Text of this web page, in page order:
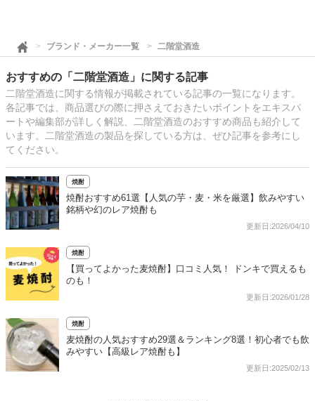
ブランド・メーカー一覧 二階堂酒造
おすすめの「二階堂酒造」に関する記事
二階堂酒造に関する情報が掲載されている記事の一覧になります。
各記事では、商品選びの際に押さえておきたいポイントをエキスパ
ートや編集部が詳しく解説、二階堂酒造のおすすめ商品も紹介して
います。二階堂酒造の製品を探している方は、ぜひ記事を参考にし
てください。
焼酎
焼酎おすすめ61選【人気の芋・麦・米を厳選】飲みやすい
銘柄や幻のレア焼酎も
更新日:2026/04/10
焼酎
【買ってよかった麦焼酎】口コミ人気！ ドンキで買えるも
のも！
更新日:2026/01/28
焼酎
麦焼酎の人気おすすめ29選＆ランキング8選！初心者でも飲
みやすい【高級レア焼酎も】
更新日:2025/02/13